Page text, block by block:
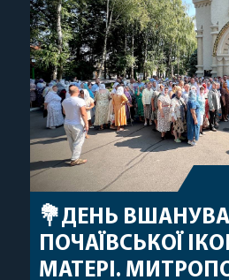
💐ДЕНЬ
ПОЧАЇВСЬКОЇ
МАТЕРІ.